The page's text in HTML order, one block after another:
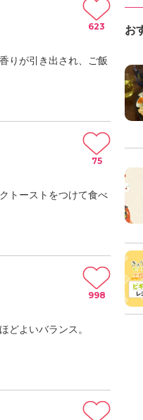
りが引き出され、ご飯
623
トーストをつけて食べ
75
どよいバランス。
998
お